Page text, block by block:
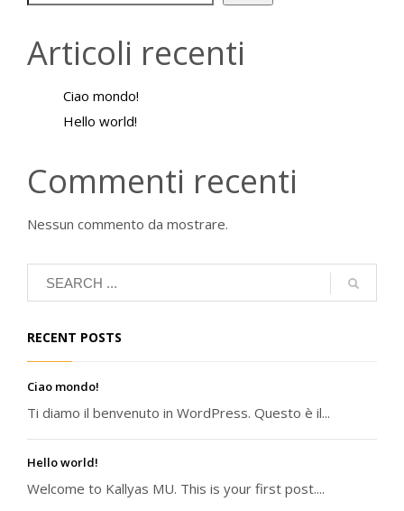
Articoli recenti
Ciao mondo!
Hello world!
Commenti recenti
Nessun commento da mostrare.
RECENT POSTS
Ciao mondo!
Ti diamo il benvenuto in WordPress. Questo è il...
Hello world!
Welcome to Kallyas MU. This is your first post....